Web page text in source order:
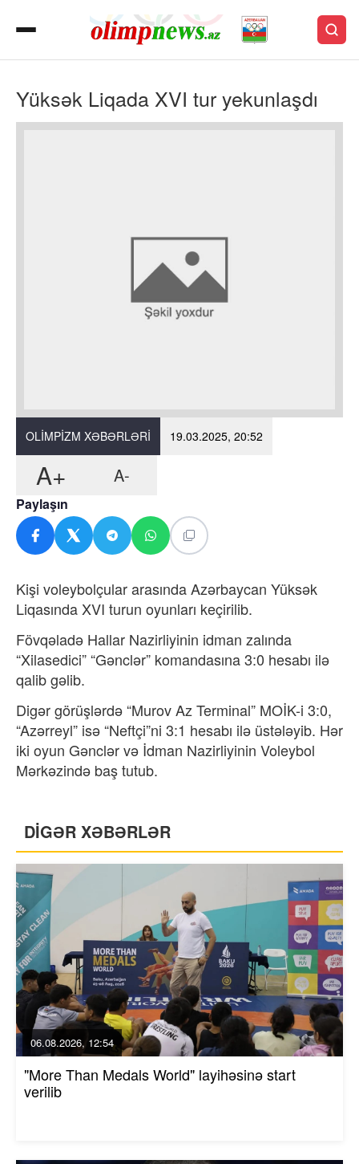
Yüksək Liqada XVI tur yekunlaşdı
OLIMPIZM XƏBƏRLƏRI 19.03.2025, 20:52
A+ A-
Paylaşın
Kişi voleybolçular arasında Azərbaycan Yüksək
Liqasında XVI turun oyunları keçirilib.
Fövqəladə Hallar Nazirliyinin idman zalında
“Xilasedici” “Gənclər” komandasına 3:0 hesabı ilə
qalib gəlib.
Digər görüşlərdə “Murov Az Terminal” MOİK-i 3:0,
“Azərreyl” isə “Neftçi”ni 3:1 hesabı ilə üstələyib. Hər
iki oyun Gənclər və İdman Nazirliyinin Voleybol
Mərkəzində baş tutub.
DİGƏR XƏBƏRLƏR
06.08.2026, 12:54
"More Than Medals World" layihəsinə start
verilib